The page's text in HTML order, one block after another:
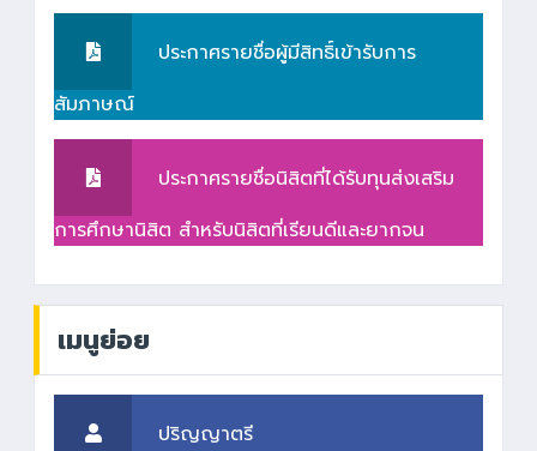
ประกาศรายชื่อผู้มีสิทธิ์เข้ารับการ
สัมภาษณ์
ประกาศรายชื่อนิสิตที่ได้รับทุนส่งเสริม
การศึกษานิสิต สำหรับนิสิตที่เรียนดีและยากจน
เมนูย่อย
ปริญญาตรี